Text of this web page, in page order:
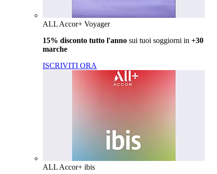
ALL Accor+ Voyager
15% disconto tutto l'anno sui tuoi soggiorni in +30
marche
ISCRIVITI ORA
ALL Accor+ ibis